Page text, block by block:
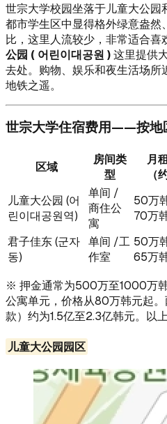
世宗大学校园坐落于儿童大公园
都市学生区中显得格外绿意盎然
比，这里人流较少，非常适合喜
公园 ( 어린이대공원 )这里提供
去处。购物、娱乐和夜生活场所
地铁之遥。
世宗大学住宿费用——按地
区域
房间类
型
月
（
儿童大公园 (어
린이대공원역)
单间 /
商住公
寓
50万
70万
君子佳东 (군자
동)
单间 /工
作室
50万
65万
※ 押金通常为500万至1000万
公寓单元，价格从80万韩元起
款）约为1.5亿至2.3亿韩元。以
儿童大公园园区